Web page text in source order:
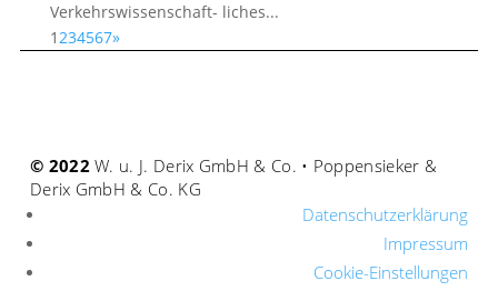
Verkehrswissenschaft- liches...
1234567»
© 2022W. u. J. Derix GmbH & Co. • Poppensieker &
Derix GmbH & Co. KG
Datenschutzerklärung
Impressum
Cookie-Einstellungen